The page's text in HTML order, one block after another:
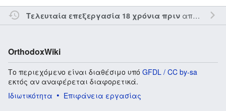
Τελευταία επεξεργασία 18 χρόνια πριναπό τον την
OrthodoxWiki
Το περιεχόμενο είναι διαθέσιμο υπό GFDL / CC by-sa
εκτός αν αναφέρεται διαφορετικά.
Ιδιωτικότητα
Επιφάνεια εργασίας